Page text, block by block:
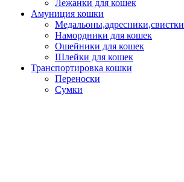
Лежанки для кошек
Амуниция кошки
Медальоны,адресники,свистки
Намордники для кошек
Ошейники для кошек
Шлейки для кошек
Транспортировка кошки
Переноски
Сумки